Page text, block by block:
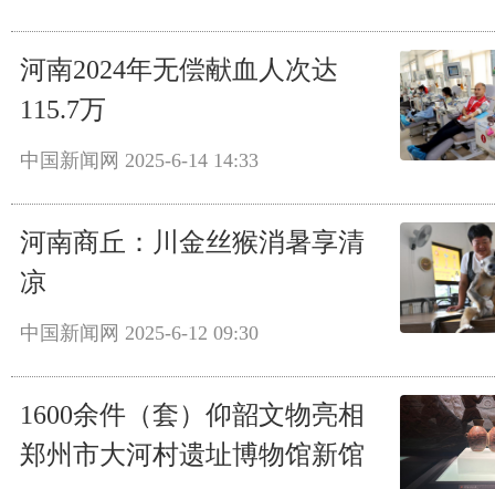
河南2024年无偿献血人次达
115.7万
中国新闻网 2025-6-14 14:33
河南商丘：川金丝猴消暑享清
凉
中国新闻网 2025-6-12 09:30
1600余件（套）仰韶文物亮相
郑州市大河村遗址博物馆新馆